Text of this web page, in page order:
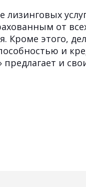
от
Кроме этого,
и
и